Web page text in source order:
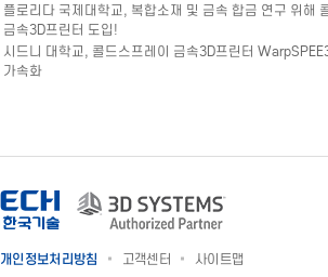
플로리다 국제대학교, 복합소재 및 금속 합금 연구 위해
금속3D프린터 도입!
시드니 대학교, 콜드스프레이 금속3D프린터
가속화
개인정보처리방침 고객센터 사이트맵